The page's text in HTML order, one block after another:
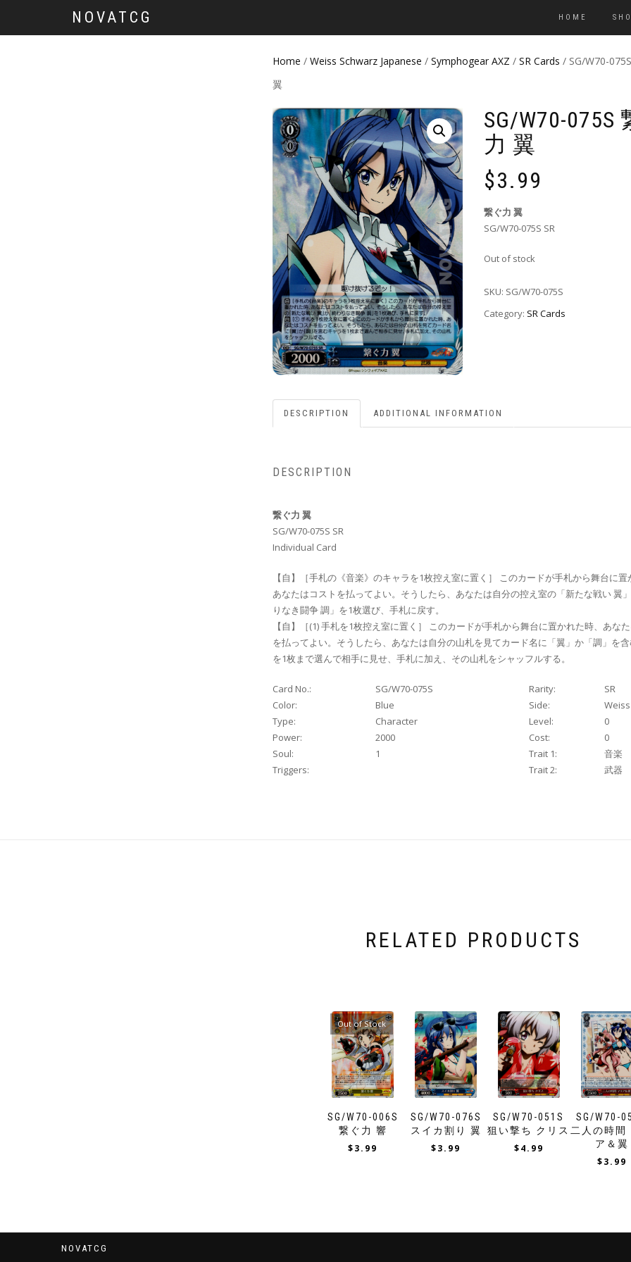
NOVATCG HOME
Home / Weiss Schwarz Japanese / Symphogear AXZ / SR Cards / SG/W70-
翼
SG/W70-075S
力 翼
$3.99
繋ぐ力 翼
SG/W70-075S SR
Out of stock
SKU: SG/W70-075S
Category: SR Cards
DESCRIPTION ADDITIONAL INFORMATION
DESCRIPTION
繋ぐ力 翼
SG/W70-075S SR
Individual Card
【自】［手札の《音楽》のキャラを1枚控え室に置く］ このカードが手札から舞台に
あなたはコストを払ってよい。そうしたら、あなたは自分の控え室の「新たな戦い 翼
りなき闘争 調」を1枚選び、手札に戻す。
【自】［(1) 手札を1枚控え室に置く］ このカードが手札から舞台に置かれた時、あな
を払ってよい。そうしたら、あなたは自分の山札を見てカード名に「翼」か「調」を
を1枚まで選んで相手に見せ、手札に加え、その山札をシャッフルする。
Card No.: SG/W70-075S Rarity:
SR
Color:
Blue Side:
Weiss
Type:
Character Level:
0
Power:
2000 Cost:
0
Soul:
1 Trait 1:
音楽
Triggers:
Trait 2: 武器
RELATED PRODUCTS
SG/W70-006S
繋ぐ力 響
Out of Stock
$3.99
SG/W70-076S
スイカ割り 翼
$3.99
SG/W70-051S
狙い撃ち クリス
$4.99
SG/W70-
二人の時間
ア＆翼
$3.99
NOVATCG